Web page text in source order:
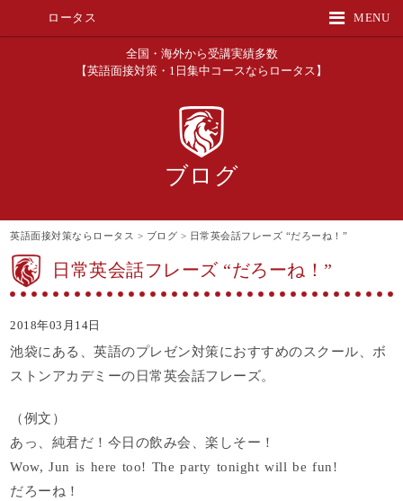
MENU
ロータス
全国・海外から受講実績多数
【英語面接対策・1日集中コースならロータス】
ブログ
英語面接対策ならロータス > ブログ > 日常英会話フレーズ “だろーね！”
日常英会話フレーズ “だろーね！”
2018年03月14日
池袋にある、英語のプレゼン対策におすすめのスクール、ボ
ストンアカデミーの日常英会話フレーズ。
（例文）
あっ、純君だ！今日の飲み会、楽しそー！
Wow, Jun is here too! The party tonight will be fun!
だろーね！